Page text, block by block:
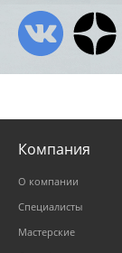
Компания
О компании
Специалисты
Мастерские